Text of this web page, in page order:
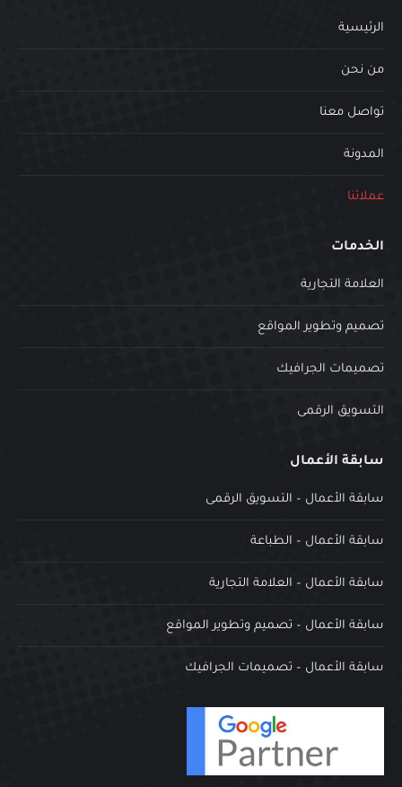
الرئيسية
من نحن
تواصل معنا
المدونة
عملائنا
الخدمات
العلامة التجارية
تصميم وتطوير المواقع
تصميمات الجرافيك
التسويق الرقمى
سابقة الأعمال
سابقة الأعمال – التسويق الرقمى
سابقة الأعمال – الطباعة
سابقة الأعمال – العلامة التجارية
سابقة الأعمال – تصميم وتطوير المواقع
سابقة الأعمال – تصميمات الجرافيك